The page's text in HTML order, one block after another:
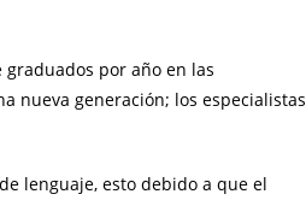
por año en las
nueva generación; los especialistas
lenguaje, esto debido a que el